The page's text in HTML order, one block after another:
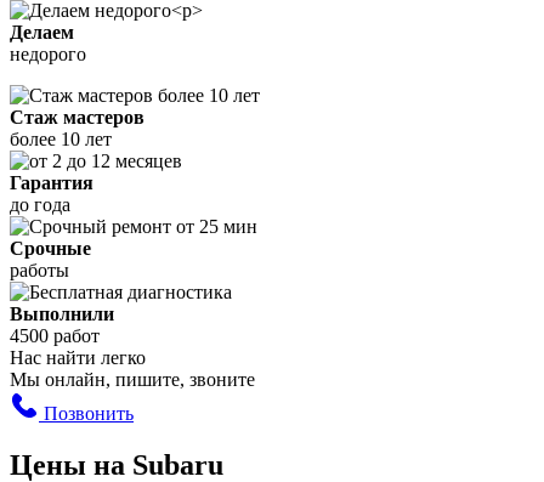
Делаем
недорого
Стаж мастеров
более 10 лет
Гарантия
до года
Срочные
работы
Выполнили
4500 работ
Нас найти легко
Мы онлайн, пишите, звоните
Позвонить
Цены на Subaru